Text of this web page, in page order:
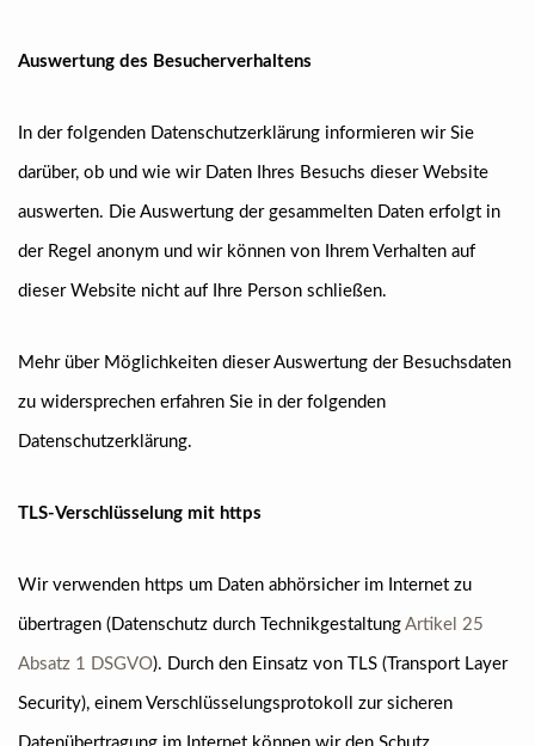
Auswertung des Besucherverhaltens
In der folgenden Datenschutzerklärung informieren wir Sie
darüber, ob und wie wir Daten Ihres Besuchs dieser Website
auswerten. Die Auswertung der gesammelten Daten erfolgt in
der Regel anonym und wir können von Ihrem Verhalten auf
dieser Website nicht auf Ihre Person schließen.
Mehr über Möglichkeiten dieser Auswertung der Besuchsdaten
zu widersprechen erfahren Sie in der folgenden
Datenschutzerklärung.
TLS-Verschlüsselung mit https
Wir verwenden https um Daten abhörsicher im Internet zu
übertragen (Datenschutz durch Technikgestaltung Artikel 25
Absatz 1 DSGVO). Durch den Einsatz von TLS (Transport Layer
Security), einem Verschlüsselungsprotokoll zur sicheren